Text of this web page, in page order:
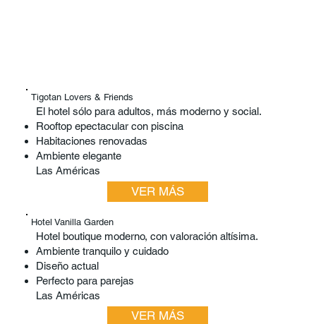
Tigotan Lovers & Friends
El hotel sólo para adultos, más moderno y social.
Rooftop epectacular con piscina
Habitaciones renovadas
Ambiente elegante
Las Américas
VER MÁS
Hotel Vanilla Garden
Hotel boutique moderno, con valoración altísima.
Ambiente tranquilo y cuidado
Diseño actual
Perfecto para parejas
Las Américas
VER MÁS